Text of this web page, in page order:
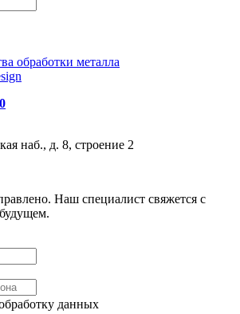
обработки металла
наб., д. 8, строение 2
Наш специалист свяжется с
данных